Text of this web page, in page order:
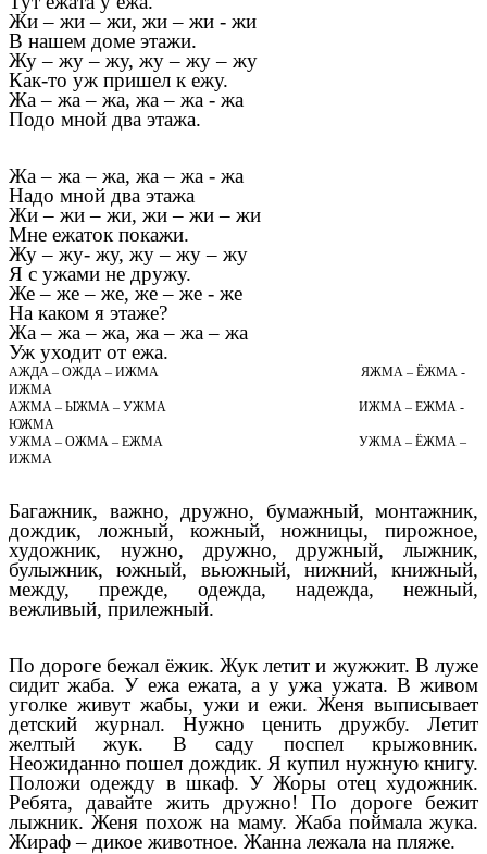
Жи – жи – жи, жи – жи - жи
В нашем доме этажи.
Жу – жу – жу, жу – жу – жу
Как-то уж пришел к ежу.
Жа – жа – жа, жа – жа - жа
Подо мной два этажа.
Жа – жа – жа, жа – жа - жа
Надо мной два этажа
Жи – жи – жи, жи – жи – жи
Мне ежаток покажи.
Жу – жу- жу, жу – жу – жу
Я с ужами не дружу.
Же – же – же, же – же - же
На каком я этаже?
Жа – жа – жа, жа – жа – жа
Уж уходит от ежа.
АЖДА – ОЖДА – ИЖМА ЯЖМА – ЁЖМА -
ИЖМА
АЖМА – ЫЖМА – УЖМА ИЖМА – ЕЖМА -
ЮЖМА
УЖМА – ОЖМА – ЕЖМА УЖМА – ЁЖМА –
ИЖМА
Багажник, важно, дружно, бумажный, монтажник,
дождик, ложный, кожный, ножницы, пирожное,
художник, нужно, дружно, дружный, лыжник,
булыжник, южный, вьюжный, нижний, книжный,
между, прежде, одежда, надежда, нежный,
вежливый, прилежный.
По дороге бежал ёжик. Жук летит и жужжит. В луже
сидит жаба. У ежа ежата, а у ужа ужата. В живом
уголке живут жабы, ужи и ежи. Женя выписывает
детский журнал. Нужно ценить дружбу. Летит
желтый жук. В саду поспел крыжовник.
Неожиданно пошел дождик. Я купил нужную книгу.
Положи одежду в шкаф. У Жоры отец художник.
Ребята, давайте жить дружно! По дороге бежит
лыжник. Женя похож на маму. Жаба поймала жука.
Жираф – дикое животное. Жанна лежала на пляже.